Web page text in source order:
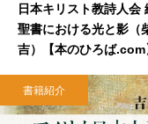
日本キリスト教詩人
聖書における光と影（
吉）【本のひろば.com
書籍紹介